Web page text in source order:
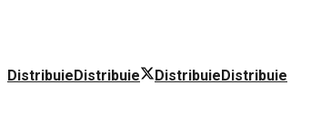
DistribuieDistribuie DistribuieDistribuie